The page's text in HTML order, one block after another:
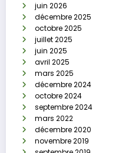
juin 2026
décembre 2025
octobre 2025
juillet 2025
juin 2025
avril 2025
mars 2025
décembre 2024
octobre 2024
septembre 2024
mars 2022
décembre 2020
novembre 2019